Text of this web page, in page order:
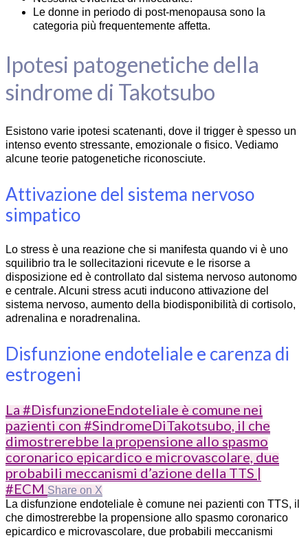
Le donne in periodo di post-menopausa sono la
categoria più frequentemente affetta.
Ipotesi patogenetiche della
sindrome di Takotsubo
Esistono varie ipotesi scatenanti, dove il trigger è spesso un
intenso evento stressante, emozionale o fisico. Vediamo
alcune teorie patogenetiche riconosciute.
Attivazione del sistema nervoso
simpatico
Lo stress è una reazione che si manifesta quando vi è uno
squilibrio tra le sollecitazioni ricevute e le risorse a
disposizione ed è controllato dal sistema nervoso autonomo
e centrale. Alcuni stress acuti inducono attivazione del
sistema nervoso, aumento della biodisponibilità di cortisolo,
adrenalina e noradrenalina.
Disfunzione endoteliale e carenza di
estrogeni
La #DisfunzioneEndoteliale è comune nei
pazienti con #SindromeDiTakotsubo, il che
dimostrerebbe la propensione allo spasmo
coronarico epicardico e microvascolare, due
probabili meccanismi d’azione della TTS |
#ECM Share on X
La disfunzione endoteliale è comune nei pazienti con TTS, il
che dimostrerebbe la propensione allo spasmo coronarico
epicardico e microvascolare, due probabili meccanismi